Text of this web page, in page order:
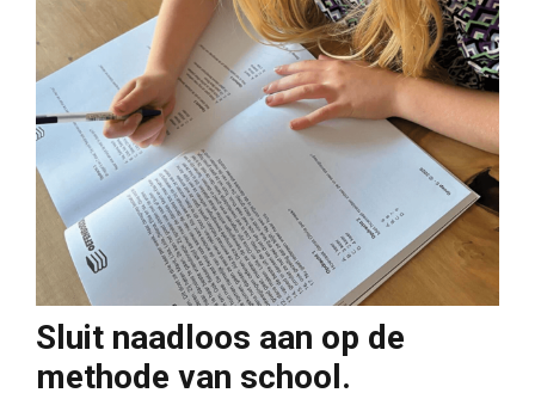
Sluit naadloos aan op de
methode van school.